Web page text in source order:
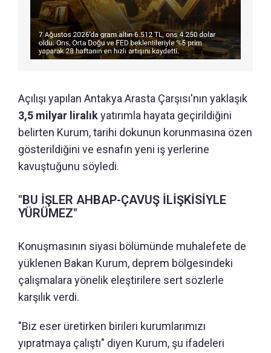
Açılışı yapılan Antakya Arasta Çarşısı'nın yaklaşık
3,5 milyar liralıkyatırımla hayata geçirildiğini
belirten Kurum, tarihi dokunun korunmasına özen
gösterildiğini ve esnafın yeni iş yerlerine
kavuştuğunu söyledi.
"BU İŞLER AHBAP-ÇAVUŞ İLİŞKİSİYLE
YÜRÜMEZ"
Konuşmasının siyasi bölümünde muhalefete de
yüklenen Bakan Kurum, deprem bölgesindeki
çalışmalara yönelik eleştirilere sert sözlerle
karşılık verdi.
"Biz eser üretirken birileri kurumlarımızı
yıpratmaya çalıştı" diyen Kurum, şu ifadeleri